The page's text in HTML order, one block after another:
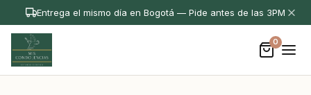
Entrega el mismo día en Bogotá — Pide antes de las 3PM
0